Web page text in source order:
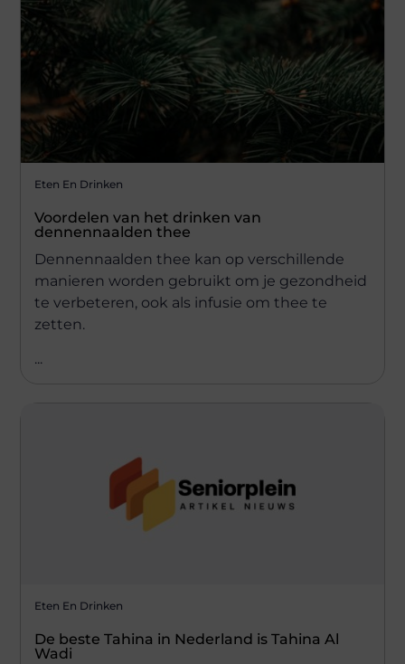
Eten En Drinken
Voordelen van het drinken van
dennennaalden thee
Dennennaalden thee kan op verschillende
manieren worden gebruikt om je gezondheid
te verbeteren, ook als infusie om thee te
zetten.
...
Eten En Drinken
De beste Tahina in Nederland is Tahina Al
Wadi